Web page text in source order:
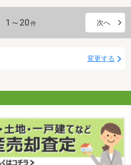
1～20 件 次へ
変更する